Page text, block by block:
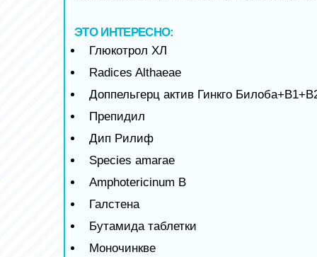
ЭТО ИНТЕРЕСНО:
Глюкотрол ХЛ
Radices Althaeae
Доппельгерц актив Гинкго
Препидил
Дип Рилиф
Species amarae
Amphotericinum B
Галстена
Бутамида таблетки
Моночинкве